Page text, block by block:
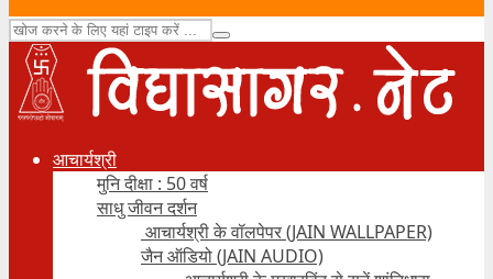
आचार्यश्री
मुनि दीक्षा : 50 वर्ष
साधु जीवन दर्शन
आचार्यश्री के वॉलपेपर (JAIN WALLPAPER)
जैन ऑडियो (JAIN AUDIO)